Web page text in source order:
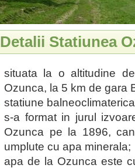
Detalii Statiunea
situata la o altitudine
Ozunca, la 5 km de gara
statiune
s-a format in jurul
Ozunca pe la 1896,
umplute cu apa minerala;
apa de la Ozunca este